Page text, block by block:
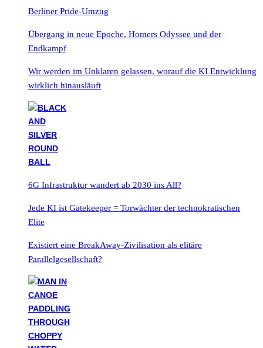
Berliner Pride-Umzug
Übergang in neue Epoche, Homers Odyssee und der
Endkampf
Wir werden im Unklaren gelassen, worauf die KI Entwicklung
wirklich hinausläuft
6G Infrastruktur wandert ab 2030 ins All?
Jede KI ist Gatekeeper = Torwächter der technokratischen
Elite
Existiert eine BreakAway-Zivilisation als elitäre
Parallelgesellschaft?